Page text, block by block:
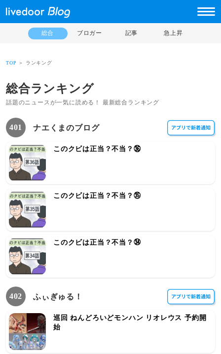
総合 ブロガー 記事 急上昇
TOP ＞ ランキング
総合ランキング
話題のニュースが一気に読める！ 最新総合ランキング
401 ナエくまのブログ
このクビは正当？不当？㊱
このクビは正当？不当？㉟
このクビは正当？不当？㉞
402 ふぃぎゅる！
巡回 ねんどろいどモンハン リオレウス 予約開
始